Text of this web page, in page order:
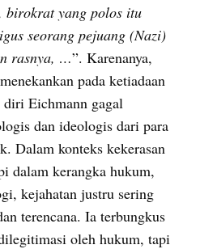
yang polos itu
seorang pejuang (Nazi)
rasnya, …”. Karenanya,
pada ketiadaan
Eichmann gagal
dan ideologis dari para
Dalam konteks kekerasan
dalam kerangka hukum,
kejahatan justru sering
terencana. Ia terbungkus
oleh hukum, tapi